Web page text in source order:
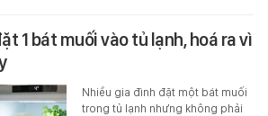
1 bát muối vào tủ lạnh, hoá ra vì
Nhiều gia đình đặt một bát muối
trong tủ lạnh nhưng không phải